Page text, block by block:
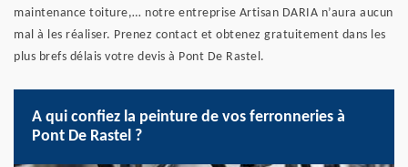
maintenance toiture,… notre entreprise Artisan DARIA n’aura aucun
mal à les réaliser. Prenez contact et obtenez gratuitement dans les
plus brefs délais votre devis à Pont De Rastel.
A qui confiez la peinture de vos ferronneries à
Pont De Rastel ?